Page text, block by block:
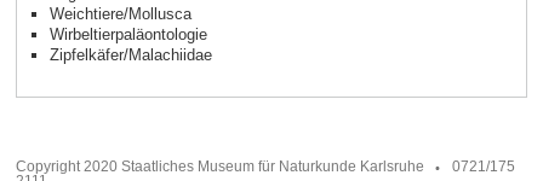
Weichtiere/Mollusca
Wirbeltierpaläontologie
Zipfelkäfer/Malachiidae
Copyright 2020 Staatliches Museum für Naturkunde Karlsruhe
0721/175